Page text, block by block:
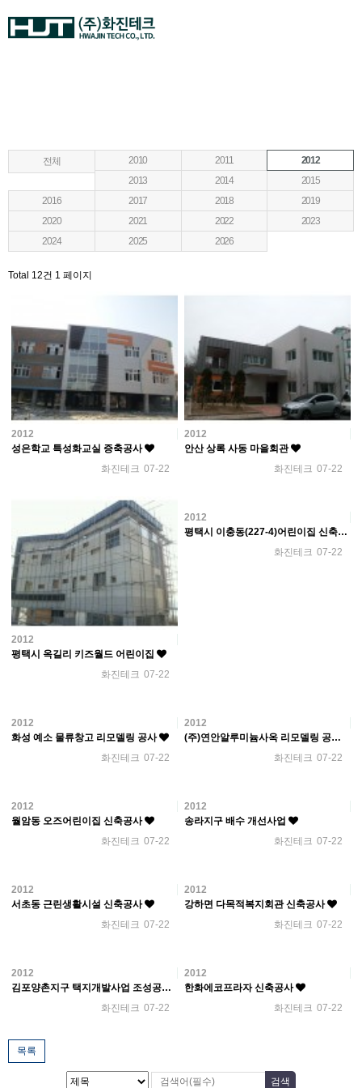
전체 2010 2011
2012
2013
2014
2015
2016
2017 2018
2019
2020
2021 2022
2023
2024
2025 2026
Total 12건 1 페이지
2012
성은학교 특성화교실 증축공사
화진테크 07-22
2012
안산 상록 사동 마을회관
화진테크 07-22
2012
평택시 옥길리 키즈월드 어린이집
화진테크 07-22
2012
평택시 이충동(227-4)어린이집 신축공사
화진테크 07-22
2012
화성 예소 물류창고 리모델링 공사
화진테크 07-22
2012
(주)연안알루미늄사옥 리모델링 공사
화진테크 07-22
2012
월암동 오즈어린이집 신축공사
화진테크 07-22
2012
송라지구 배수 개선사업
화진테크 07-22
2012
서초동 근린생활시설 신축공사
화진테크 07-22
2012
강하면 다목적복지회관 신축공사
화진테크 07-22
2012
김포양촌지구 택지개발사업 조성공사(1공구)
화진테크 07-22
2012
한화에코프라자 신축공사
화진테크 07-22
목록